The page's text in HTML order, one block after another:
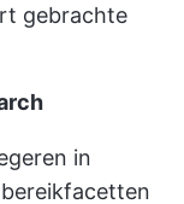
gebrachte
in